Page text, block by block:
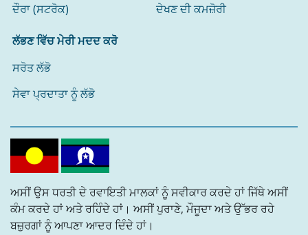
ਦੌਰਾ (ਸਟਰੋਕ)
ਦੇਖਣ ਦੀ ਕਮਜ਼ੋਰੀ
ਲੱਭਣ ਵਿੱਚ ਮੇਰੀ ਮਦਦ ਕਰੋ
ਸਰੋਤ ਲੱਭੋ
ਸੇਵਾ ਪ੍ਰਦਾਤਾ ਨੂੰ ਲੱਭੋ
ਅਸੀਂ ਉਸ ਧਰਤੀ ਦੇ ਰਵਾਇਤੀ ਮਾਲਕਾਂ ਨੂੰ ਸਵੀਕਾਰ ਕਰਦੇ ਹਾਂ ਜਿੱਥੇ ਅਸੀਂ
ਕੰਮ ਕਰਦੇ ਹਾਂ ਅਤੇ ਰਹਿੰਦੇ ਹਾਂ। ਅਸੀਂ ਪੁਰਾਣੇ, ਮੌਜੂਦਾ ਅਤੇ ਉੱਭਰ ਰਹੇ
ਬਜ਼ੁਰਗਾਂ ਨੂੰ ਆਪਣਾ ਆਦਰ ਦਿੰਦੇ ਹਾਂ।